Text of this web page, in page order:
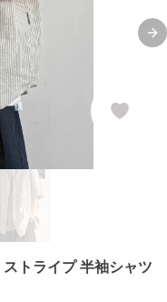
トライプ 半袖シャツ